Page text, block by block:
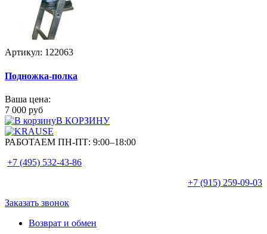
Артикул: 122063
Подножка-полка
Ваша цена:
7 000 руб
В КОРЗИНУ
РАБОТАЕМ ПН-ПТ: 9:00–18:00
+7 (495) 532-43-86
+7 (915) 259-09-03
Заказать звонок
Возврат и обмен